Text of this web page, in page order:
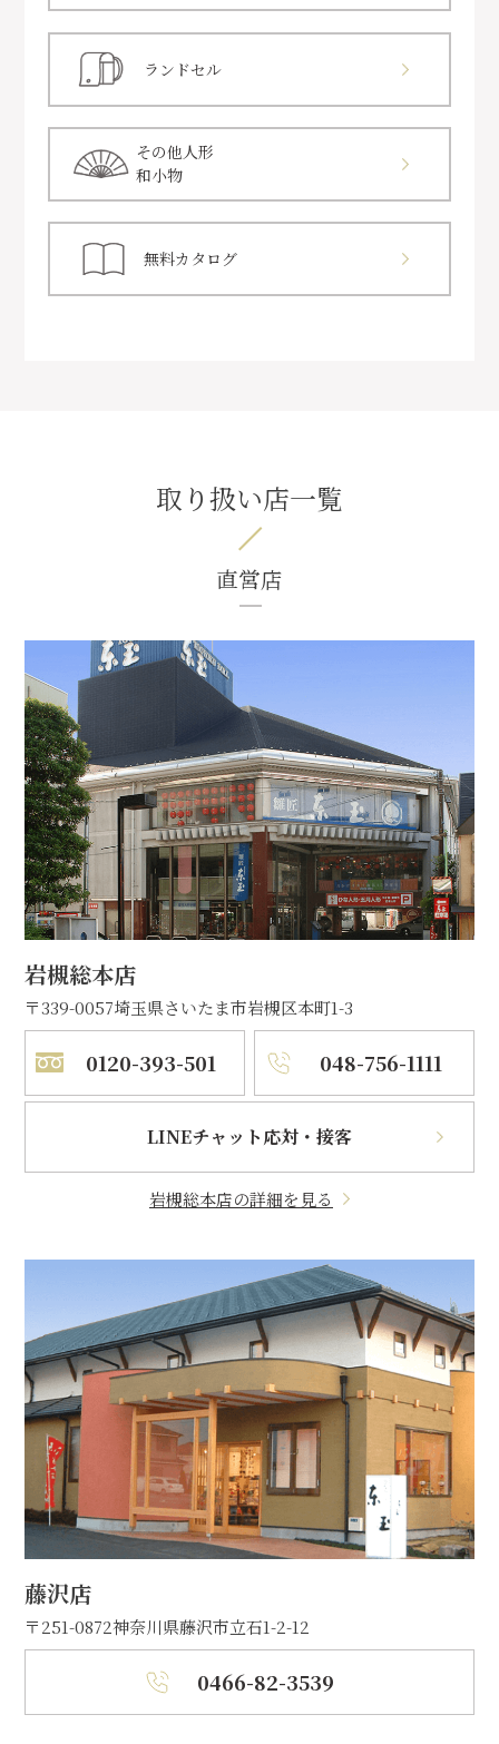
ランドセル
その他人形
和小物
無料カタログ
取り扱い店一覧
直営店
岩槻総本店
〒339-0057埼玉県さいたま市岩槻区本町1-3
0120-393-501 048-756-1111
LINEチャット応対・接客
岩槻総本店の詳細を見る
藤沢店
〒251-0872神奈川県藤沢市立石1-2-12
0466-82-3539